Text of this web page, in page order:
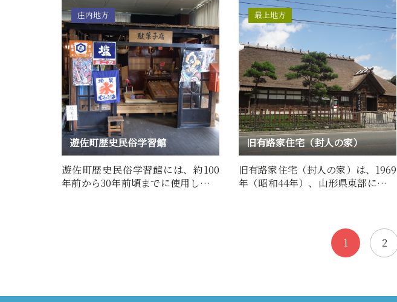
遊佐町歴史民俗学習館
庄内地方
遊佐町歴史民俗学習館には、約100
年前から30年前頃までに使用してい
旧有路家住宅（封人の家）
最上地方
旧有路家住宅（封人の家）は、1969
年（昭和44年）、山形県東部に古く
1 2